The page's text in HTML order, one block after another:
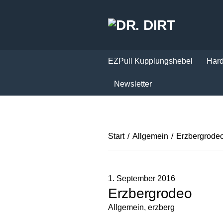
EZPull Kupplungshebel
Newsletter
Start / Allgemein /
1. September 2016
Erzbergrodeo
Allgemein, erzberg